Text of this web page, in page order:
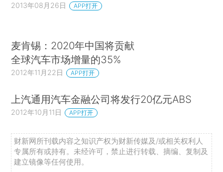
2013年08月26日 APP打开
麦肯锡：2020年中国将贡献
全球汽车市场增量的35%
2012年11月22日 APP打开
上汽通用汽车金融公司将发行20亿元ABS
2012年10月11日 APP打开
财新网所刊载内容之知识产权为财新传媒及/或相关权利人
专属所有或持有。未经许可，禁止进行转载、摘编、复制及
建立镜像等任何使用。